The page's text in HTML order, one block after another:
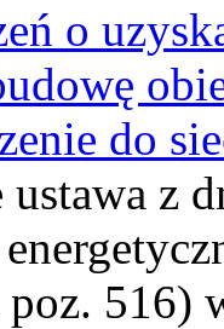
o
do
z
516)